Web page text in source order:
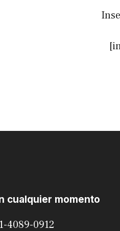
cualquier momento
4089-0912